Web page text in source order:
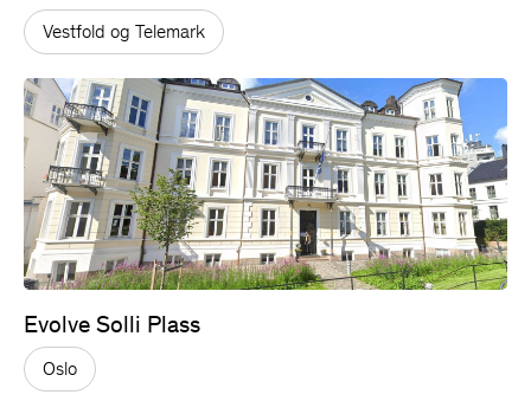
Vestfold og Telemark
Evolve Solli Plass
Oslo